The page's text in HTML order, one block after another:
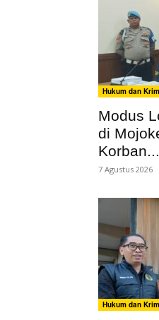
Hukum dan
Modus
di
Korban...
7 Agustus 2026
Hukum dan